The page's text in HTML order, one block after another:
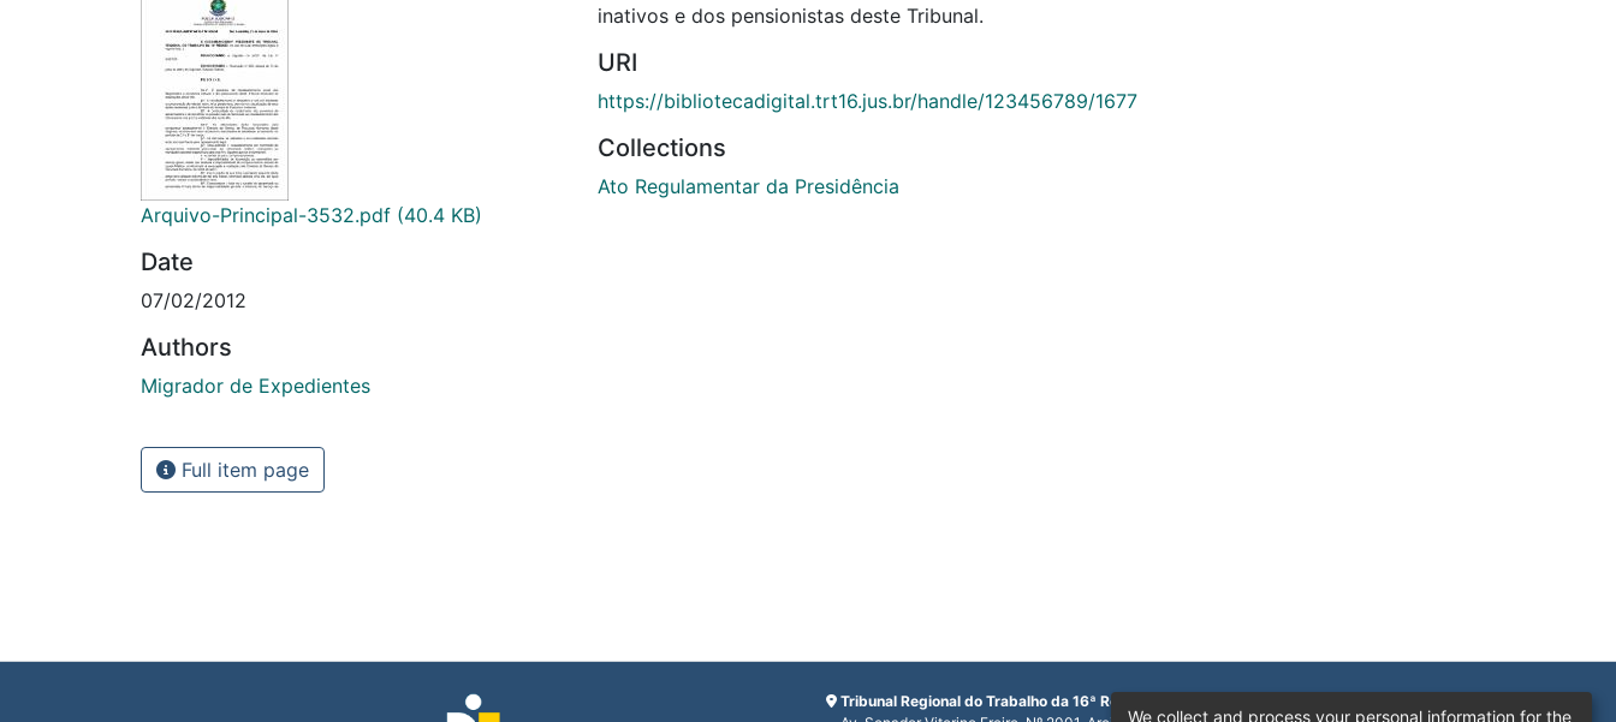
Arquivo-Principal-3532.pdf (40.4 KB)
Date
07/02/2012
Authors
Migrador de Expedientes
Full item page
inativos e dos pensionistas deste Tribunal.
URI
https://bibliotecadigital.trt16.jus.br/handle/123456789/1677
Collections
Ato Regulamentar da Presidência
Tribunal Regional do Trabalho da 16ª Região
We collect and process your personal information for the